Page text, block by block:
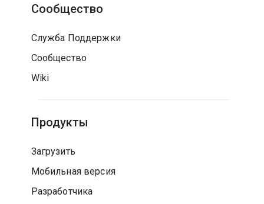
Сообщество
Служба Поддержки
Сообщество
Wiki
Продукты
Загрузить
Мобильная версия
Разработчика